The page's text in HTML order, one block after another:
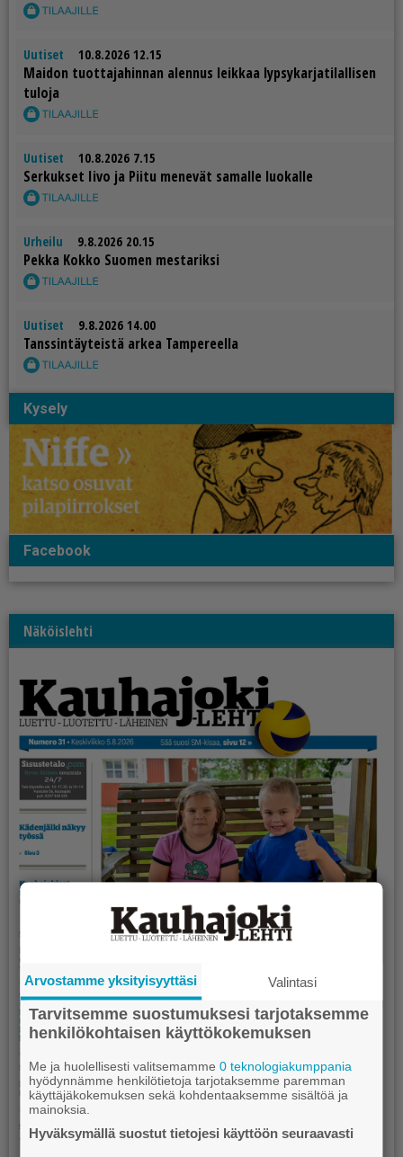
Uutiset 10.8.2026 12.15
Mai­don tuot­ta­ja­hin­nan alen­nus leik­kaa lyp­sy­kar­ja­ti­lal­li­sen
tu­lo­ja
Uutiset 10.8.2026 7.15
Ser­kuk­set Ii­vo ja Pii­tu me­ne­vät sa­mal­le luo­kal­le
Urheilu 9.8.2026 20.15
Pek­ka Kok­ko Suo­men mes­ta­rik­si
Uutiset 9.8.2026 14.00
Tans­sin­täy­teis­tä ar­kea Tam­pe­reel­la
Kysely
Facebook
Näköislehti
Arvostamme yksityisyyttäsi Valintasi
Tarvitsemme suostumuksesi tarjotaksemme
henkilökohtaisen käyttökokemuksen
Me ja huolellisesti valitsemamme0 teknologiakumppania
hyödynnämme henkilötietoja tarjotaksemme paremman
käyttäjäkokemuksen sekä kohdentaaksemme sisältöä ja
mainoksia.
Hyväksymällä suostut tietojesi käyttöön seuraavasti